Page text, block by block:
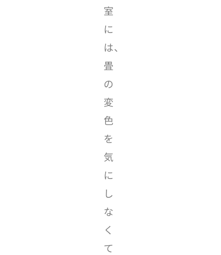
室
に
は、
畳
の
変
色
を
気
に
し
な
く
て